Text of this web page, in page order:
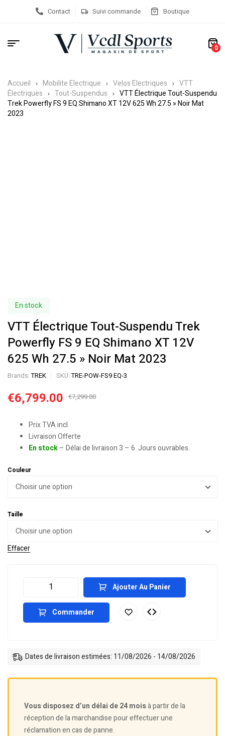
Contact Suivi commande Boutique
0
Accueil Mobilite Electrique Velos Electriques
VTT
Électriques
Tout-Suspendus
VTT Électrique Tout-Suspendu
Trek Powerfly FS 9 EQ Shimano XT 12V 625 Wh 27.5 » Noir Mat
2023
En stock
VTT Électrique Tout-Suspendu Trek
Powerfly FS 9 EQ Shimano XT 12V
625 Wh 27.5 » Noir Mat 2023
Brands:TREK SKU:TRE-POW-FS9 EQ-3
€7,299.00
€6,799.00
Prix TVA incl.
Livraison Offerte
En stock– Délai de livraison 3 – 6 Jours ouvrables.
Couleur
Taille
Effacer
Ajouter Au Panier
Commander
Dates de livraison estimées: 11/08/2026 - 14/08/2026
Vous disposez d’un délai de 24 moisà partir de la
réception de la marchandise pour effectuer une
réclamation en cas de panne.